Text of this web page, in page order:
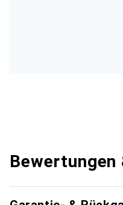
Bewertungen